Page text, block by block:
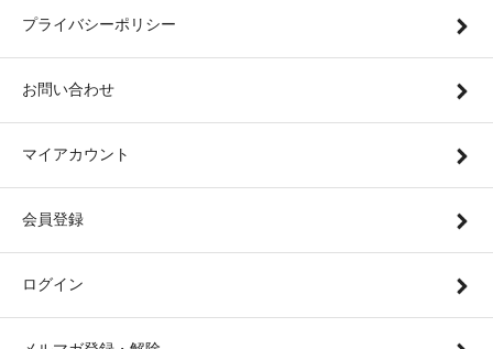
プライバシーポリシー
お問い合わせ
マイアカウント
会員登録
ログイン